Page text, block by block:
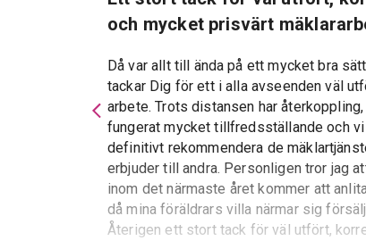
och mycket prisvärt
Då var allt till ända på ett mycket bra
tackar Dig för ett i alla avseenden väl
arbete. Trots distansen har
fungerat mycket tillfredsställande och
definitivt rekommendera de
erbjuder till andra. Personligen tror jag
inom det närmaste året kommer att
då mina föräldrars villa närmar sig
Återigen ett stort tack för väl utfört,